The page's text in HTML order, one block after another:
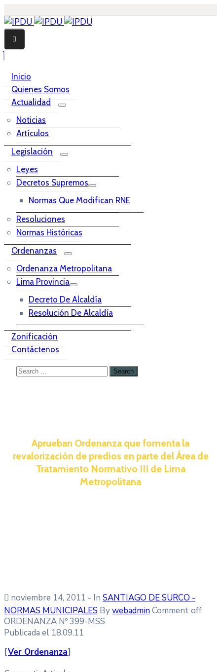
Inicio
Quienes Somos
Actualidad
Noticias
Artículos
Legislación
Leyes
Decretos Supremos
Normas Que Modifican RNE
Resoluciones
Normas Históricas
Ordenanzas
Ordenanza Metropolitana
Lima Provincia
Decreto De Alcaldía
Resolución De Alcaldía
Zonificación
Contáctenos
Aprueban Ordenanza que fomenta la
revalorización de predios en parte del Área de
Tratamiento Normativo III de Lima
Metropolitana
noviembre 14, 2011 - In SANTIAGO DE SURCO -
NORMAS MUNICIPALES BywebadminComment off
ORDENANZA Nº 399-MSS
Publicada el 18.09.11
[Ver Ordenanza]